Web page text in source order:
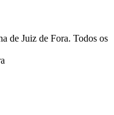
de Juiz de Fora. Todos os